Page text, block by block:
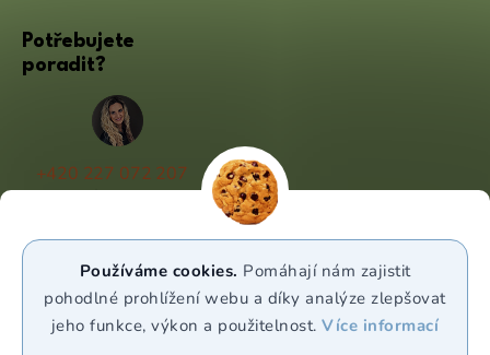
Používáme cookies. Pomáhají nám zajistit
pohodlné prohlížení webu a díky analýze zlepšovat
jeho funkce, výkon a použitelnost.Více informací
Potřebujete
poradit?
+420 227 072 207
(Po - Pá 9:00 - 17:00)
WhatsApp